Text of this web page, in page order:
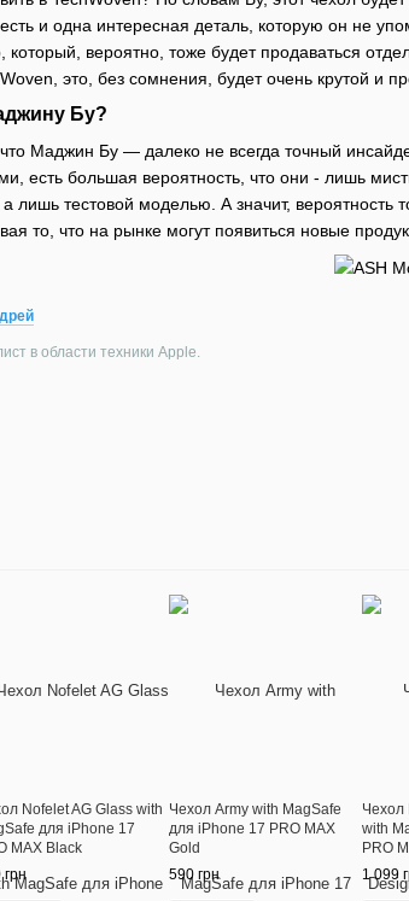
и одна интересная деталь, которую он не
который, вероятно, тоже будет продаваться
это, без сомнения, будет очень крутой и
Бу?
Маджин Бу — далеко не всегда точный
есть большая вероятность, что они - лишь
лишь тестовой моделью. А значит, вероятность
то, что на рынке могут появиться новые
в области техники Apple.
Nofelet AG Glass with
для iPhone 17
MAX Black
грн
Чехол Army with MagSafe
для iPhone 17 PRO MAX
Gold
590 грн
Чехол
with
PRO
1 099